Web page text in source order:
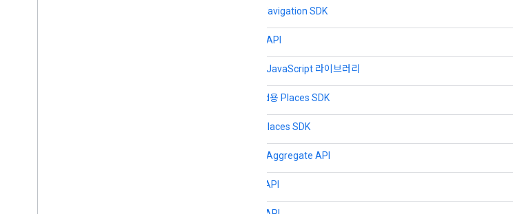
iOS용 Navigation SDK
Places API
Places JavaScript 라이브러리
Android용 Places SDK
iOS용 Places SDK
Places Aggregate API
Pollen API